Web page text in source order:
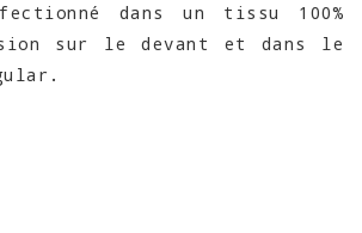
dans un tissu 100%
sur le devant et dans le